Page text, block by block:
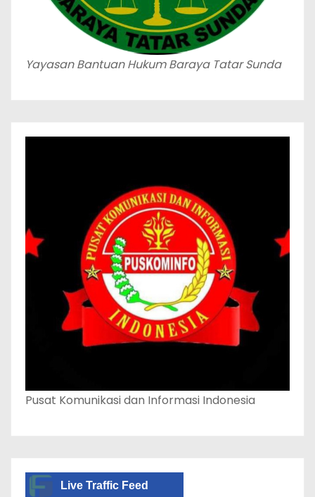
Yayasan Bantuan Hukum Baraya Tatar Sunda
Pusat Komunikasi dan Informasi Indonesia
Live Traffic Feed